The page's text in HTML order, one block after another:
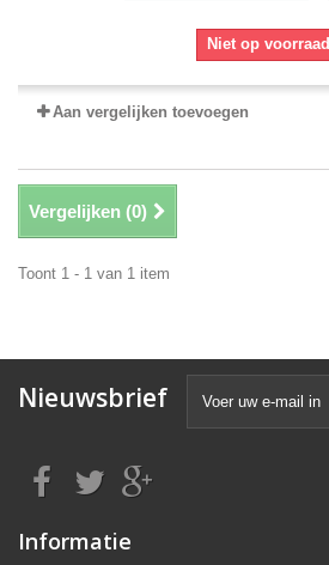
Niet op voorraad
Aan vergelijken toevoegen
Vergelijken (0)
Toont 1 - 1 van 1 item
Nieuwsbrief
Informatie